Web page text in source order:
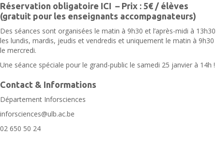
Réservation obligatoire ICI – Prix : 5€ / élèves
(gratuit pour les enseignants accompagnateurs)
Des séances sont organisées le matin à 9h30 et l’après-midi à 13h30
les lundis, mardis, jeudis et vendredis et uniquement le matin à 9h30
le mercredi.
Une séance spéciale pour le grand-public le samedi 25 janvier à 14h !
Contact & Informations
Département Inforsciences
inforsciences@ulb.ac.be
02 650 50 24